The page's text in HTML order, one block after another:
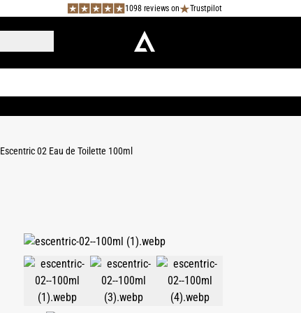
1098 reviews on Trustpilot
Escentric 02 Eau de Toilette 100ml